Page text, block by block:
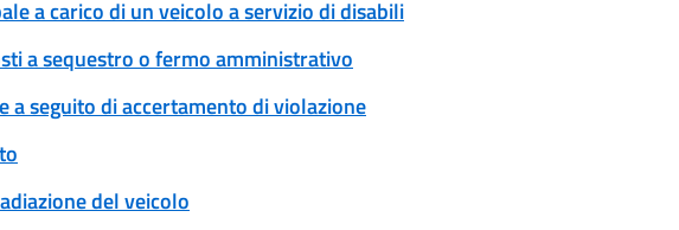
a carico di un veicolo a servizio di disabili
a sequestro o fermo amministrativo
a seguito di accertamento di violazione
del veicolo